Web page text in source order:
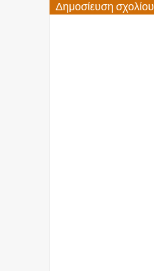
Δημοσίευση σχολίου